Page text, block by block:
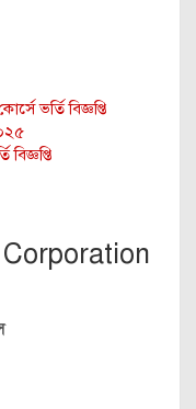
ভর্তি বিজ্ঞপ্তি
বিজ্ঞপ্তি